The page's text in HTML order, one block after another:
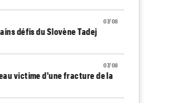
07/08
défis du Slovène Tadej
07/08
victime d'une fracture de la